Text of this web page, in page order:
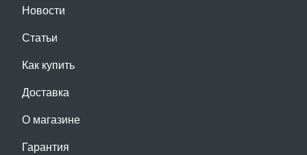
Новости
Статьи
Как купить
Доставка
О магазине
Гарантия